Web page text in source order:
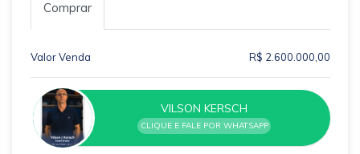
Comprar
Valor Venda R$ 2.600.000,00
VILSON KERSCH
CLIQUE E FALE POR WHATSAPP